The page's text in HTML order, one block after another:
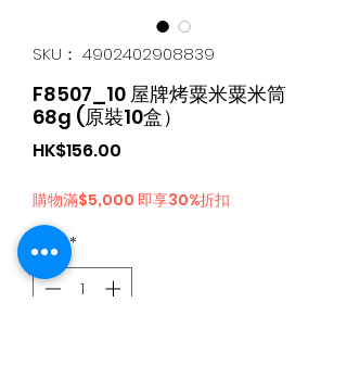
SKU： 4902402908839
F8507_10 屋牌烤粟米粟米筒
68g (原裝10盒）
HK$156.00
購物滿$5,000 即享30%折扣
数量 *